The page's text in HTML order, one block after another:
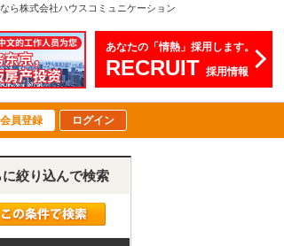
ら株式会社ハウスコミュニケーション
あなたの「情熱」採用します。
RECRUIT 採用情報
員登録 ログイン
に絞り込んで検索